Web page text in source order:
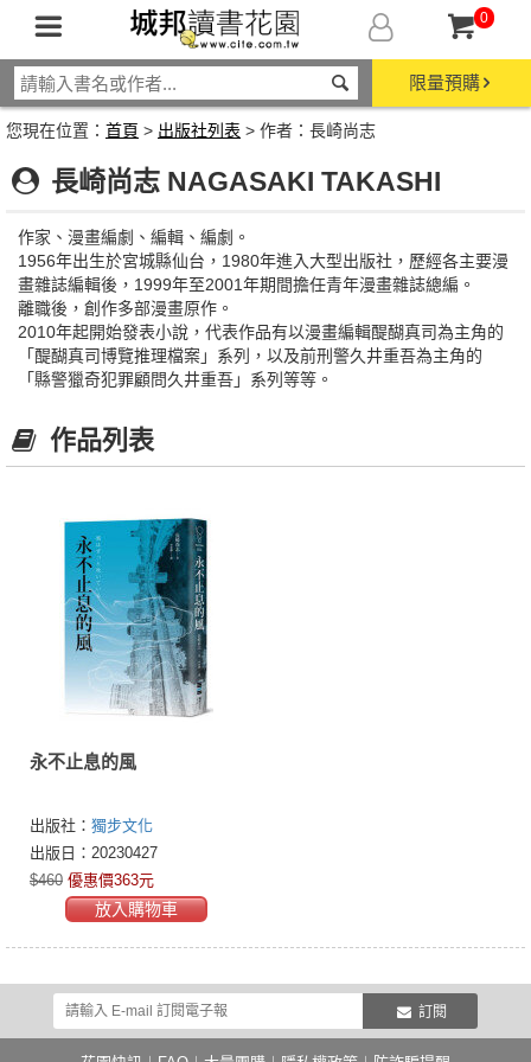
0
限量預購
您現在位置： 首頁 > 出版社列表 > 作者：長崎尚志
長崎尚志 NAGASAKI TAKASHI
作家、漫畫編劇、編輯、編劇。
1956年出生於宮城縣仙台，1980年進入大型出版社，歷經各主要漫
畫雜誌編輯後，1999年至2001年期間擔任青年漫畫雜誌總編。
離職後，創作多部漫畫原作。
2010年起開始發表小說，代表作品有以漫畫編輯醍醐真司為主角的
「醍醐真司博覽推理檔案」系列，以及前刑警久井重吾為主角的
「縣警獵奇犯罪顧問久井重吾」系列等等。
作品列表
永不止息的風
出版社： 獨步文化
出版日：20230427
$460 優惠價363元
放入購物車
訂閱